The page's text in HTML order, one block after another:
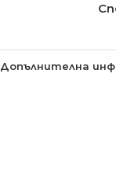
Допълнителна